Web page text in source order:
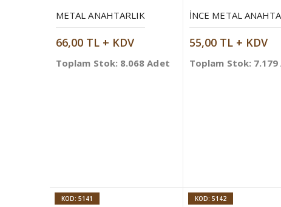
METAL ANAHTARLIK
66,00 TL + KDV
Toplam Stok: 8.068 Adet
İNCE METAL
55,00 TL + KDV
Toplam Stok:
KOD: 5141 KOD: 5142